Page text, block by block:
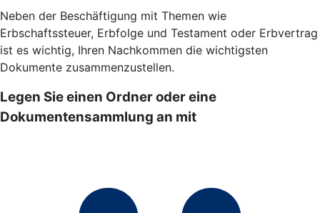
Neben der Beschäftigung mit Themen wie
Erbschaftssteuer, Erbfolge und Testament oder Erbvertrag
ist es wichtig, Ihren Nachkommen die wichtigsten
Dokumente zusammenzustellen.
Legen Sie einen Ordner oder eine
Dokumentensammlung an mit